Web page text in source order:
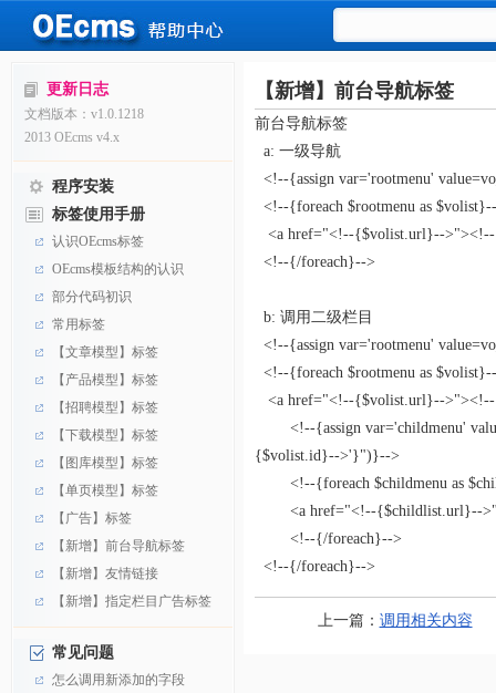
更新日志
文档版本：v1.0.1218
2013 OEcms v4.x
程序安装
标签使用手册
认识OEcms标签
OEcms模板结构的认识
部分代码初识
常用标签
【文章模型】标签
【产品模型】标签
【招聘模型】标签
【下载模型】标签
【图库模型】标签
【单页模型】标签
【广告】标签
【新增】前台导航标签
【新增】友情链接
【新增】指定栏目广告标签
常见问题
怎么调用新添加的字段
【新增】前台导航标签
前台导航标签
a: 一级导航
<!--{assign var='rootmenu'
<!--{foreach $rootmenu as
<a href="<!--{$volist.url}-->"><!--
<!--{/foreach}-->
b: 调用二级栏目
<!--{assign var='rootmenu'
<!--{foreach $rootmenu as
<a href="<!--{$volist.url}-->"><!--
<!--{assign var='childmenu'
{$volist.id}-->'}")}-->
<!--{foreach $childmenu as
<a href="<!--{$childlist.url}--
<!--{/foreach}-->
<!--{/foreach}-->
上一篇： 调用相关内容